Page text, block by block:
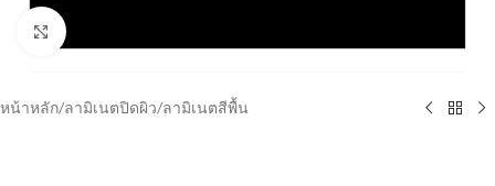
Click to enlarge
หน้าหลัก/ลามิเนตปิดผิว/ลามิเนตสีพื้น